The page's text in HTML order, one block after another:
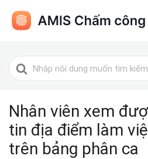
Tìm
kiếm
Nhân viên xem
tin địa điểm làm
trên bảng phân ca